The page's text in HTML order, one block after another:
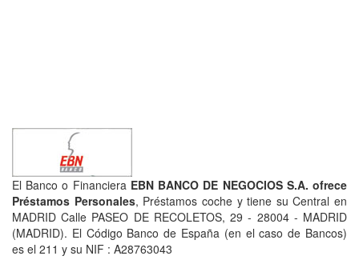
El Banco o Financiera EBN BANCO DE NEGOCIOS S.A. ofrece
Préstamos Personales, Préstamos coche y tiene su Central en
MADRID Calle PASEO DE RECOLETOS, 29 - 28004 - MADRID
(MADRID). El Código Banco de España (en el caso de Bancos)
es el 211 y su NIF : A28763043